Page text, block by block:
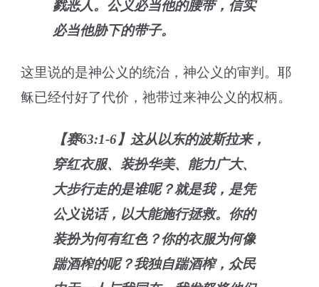
戮恶人。公义必当他的腰带，信实
必当他胁下的带子。
这里说的是神公义的统治，神公义的审判。耶
稣已经付好了代价，祂带过来神公义的权柄。
【赛63:1-6】这从以东的波斯拉来，
穿红衣服、装扮华美、能力广大、
大步行走的是谁呢？就是我，是凭
公义说话，以大能施行拯救。你的
装扮为何有红色？你的衣服为何像
踹酒榨的呢？我独自踹酒榨，众民